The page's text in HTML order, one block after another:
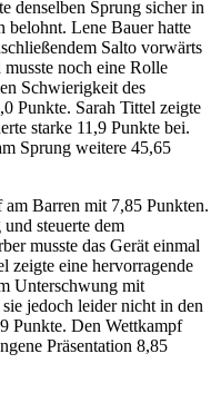
denselben Sprung sicher in
belohnt. Lene Bauer hatte
Salto vorwärts
noch eine Rolle
Schwierigkeit des
Punkte. Sarah Tittel zeigte
starke 11,9 Punkte bei.
Sprung weitere 45,65
Barren mit 7,85 Punkten.
steuerte dem
musste das Gerät einmal
zeigte eine hervorragende
Unterschwung mit
jedoch leider nicht in den
Punkte. Den Wettkampf
Präsentation 8,85